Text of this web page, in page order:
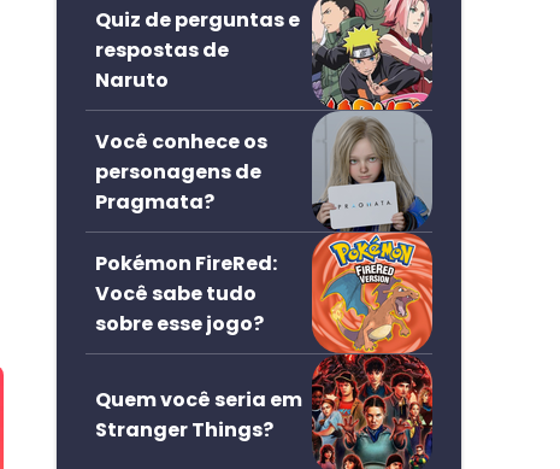
Quiz de perguntas e
respostas de
Naruto
Você conhece os
personagens de
Pragmata?
Pokémon FireRed:
Você sabe tudo
sobre esse jogo?
Quem você seria em
Stranger Things?